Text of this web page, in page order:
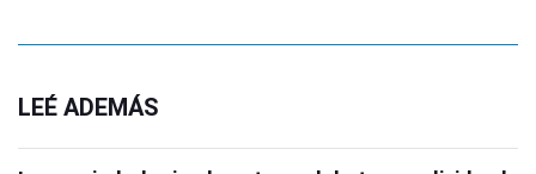
LEÉ ADEMÁS